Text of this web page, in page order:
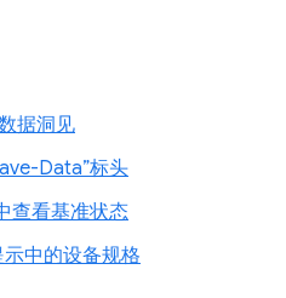
据洞见
Data”标头
查看基准状态
中的设备规格